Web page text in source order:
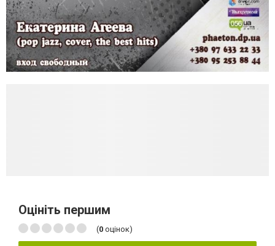
Оцініть першим
(0 оцінок)